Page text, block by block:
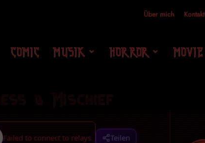
Über mich Kontakt
COMIC MUSIK HORROR MOVIE
Teilen